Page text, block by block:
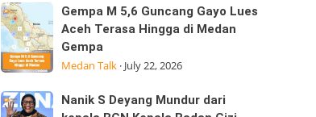
Kepedulian
Utara
Laksanakan
Visitasi
Strategis
Gempa
M
5,6
Guncang
Gayo
Lues
Gempa M 5,6 Guncang Gayo Lues
Aceh Terasa Hingga di Medan
Gempa
Medan Talk· July 22, 2026
Nanik
Nanik S Deyang Mundur dari